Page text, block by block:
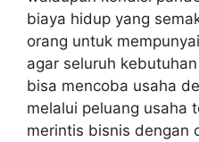
biaya hidup yang
orang untuk
agar seluruh
bisa mencoba usaha
melalui peluang usaha
merintis bisnis dengan